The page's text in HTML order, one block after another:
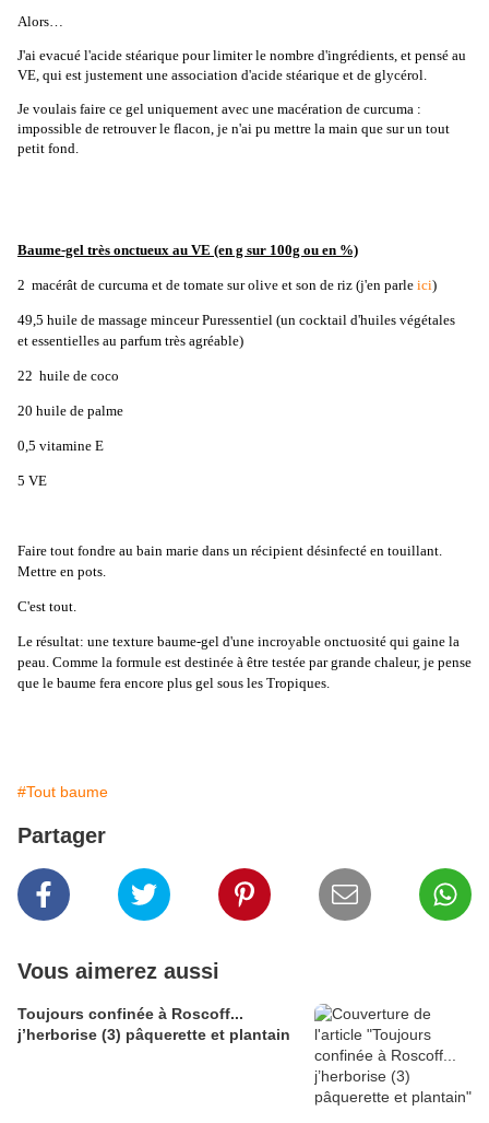
Alors…
J'ai evacué l'acide stéarique pour limiter le nombre d'ingrédients, et pensé au
VE, qui est justement une association d'acide stéarique et de glycérol.
Je voulais faire ce gel uniquement avec une macération de curcuma :
impossible de retrouver le flacon, je n'ai pu mettre la main que sur un tout
petit fond.
Baume-gel très onctueux au VE (en g sur 100g ou en %)
2 macérât de curcuma et de tomate sur olive et son de riz (j'en parle ici)
49,5 huile de massage minceur Puressentiel (un cocktail d'huiles végétales
et essentielles au parfum très agréable)
22 huile de coco
20 huile de palme
0,5 vitamine E
5 VE
Faire tout fondre au bain marie dans un récipient désinfecté en touillant.
Mettre en pots.
C'est tout.
Le résultat: une texture baume-gel d'une incroyable onctuosité qui gaine la
peau. Comme la formule est destinée à être testée par grande chaleur, je pense
que le baume fera encore plus gel sous les Tropiques.
#Tout baume
Partager
Vous aimerez aussi
Toujours confinée à Roscoff...
j’herborise (3) pâquerette et plantain